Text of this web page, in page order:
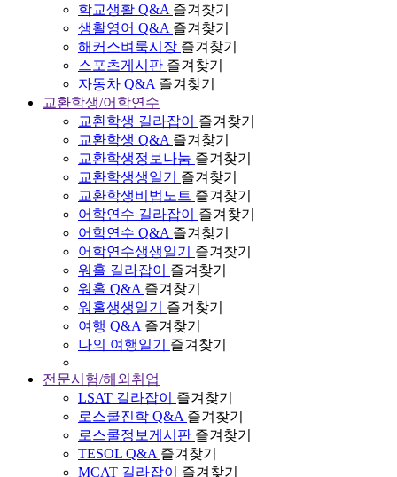
학교생활 Q&A 즐겨찾기
생활영어 Q&A 즐겨찾기
해커스벼룩시장 즐겨찾기
스포츠게시판 즐겨찾기
자동차 Q&A 즐겨찾기
교환학생/어학연수
교환학생 길라잡이
즐겨찾기
교환학생 Q&A 즐겨찾기
교환학생정보나눔 즐겨찾기
교환학생생일기
즐겨찾기
교환학생비법노트 즐겨찾기
어학연수 길라잡이
즐겨찾기
어학연수 Q&A 즐겨찾기
어학연수생생일기
즐겨찾기
워홀 길라잡이
즐겨찾기
워홀 Q&A 즐겨찾기
워홀생생일기
즐겨찾기
여행 Q&A 즐겨찾기
나의 여행일기
즐겨찾기
전문시험/해외취업
LSAT 길라잡이
즐겨찾기
로스쿨진학 Q&A 즐겨찾기
로스쿨정보게시판 즐겨찾기
TESOL Q&A 즐겨찾기
MCAT 길라잡이
즐겨찾기